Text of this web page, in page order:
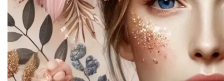
Robimy budki dla ptaków - zajęcia
warsztatowe
Istebna
2026-08-27
1.04 km